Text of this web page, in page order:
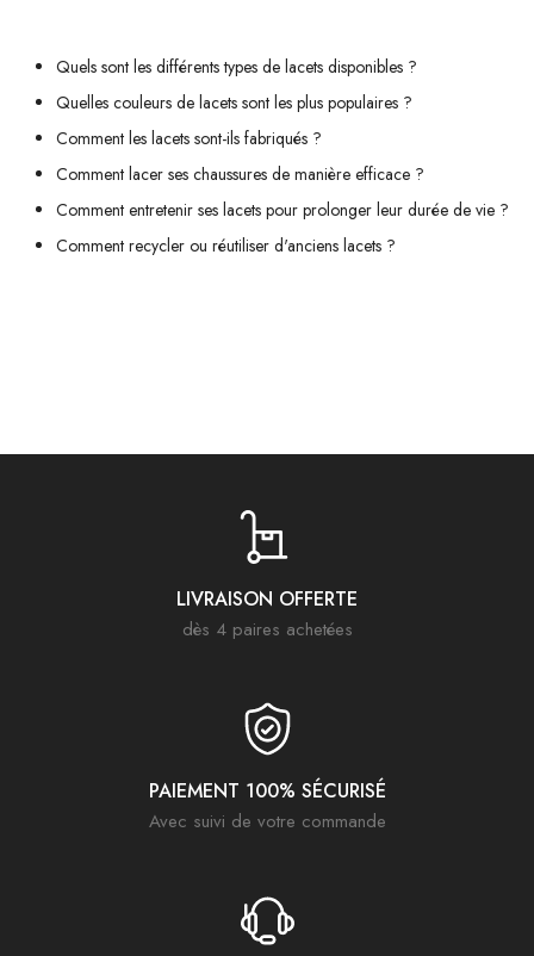
Quels sont les différents types de lacets disponibles ?
Quelles couleurs de lacets sont les plus populaires ?
Comment les lacets sont-ils fabriqués ?
Comment lacer ses chaussures de manière efficace ?
Comment entretenir ses lacets pour prolonger leur durée de vie ?
Comment recycler ou réutiliser d'anciens lacets ?
LIVRAISON OFFERTE
dès 4 paires achetées
PAIEMENT 100% SÉCURISÉ
Avec suivi de votre commande